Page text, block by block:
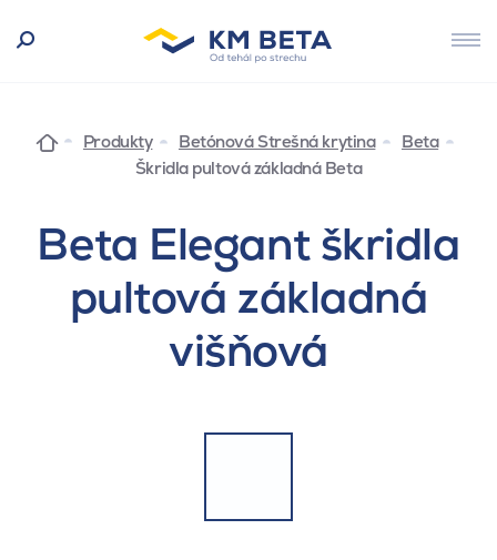
Produkty Betónová Strešná krytina
Beta
Škridla pultová základná Beta
Beta Elegant škridla
pultová základná
višňová